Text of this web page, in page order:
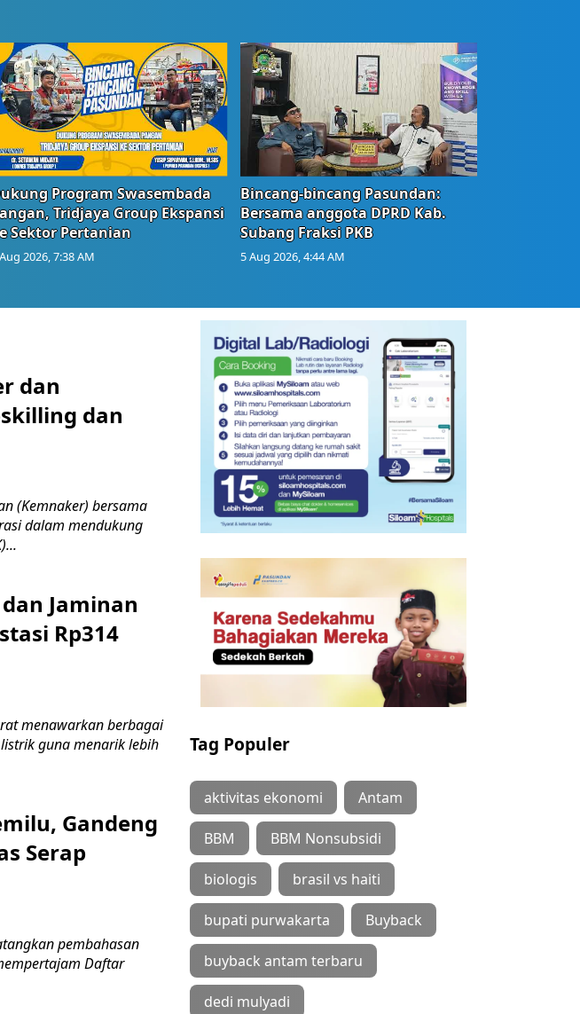
Program Swasembada
Tridjaya Group Ekspansi
Sektor Pertanian
2026, 7:38 AM
Bincang-bincang Pasundan:
Bersama anggota DPRD Kab.
Subang Fraksi PKB
5 Aug 2026, 4:44 AM
dan
dan
(Kemnaker) bersama
dalam mendukung
Jaminan
Rp314
menawarkan berbagai
guna menarik lebih
Gandeng
Serap
pembahasan
Daftar
Tag Populer
aktivitas ekonomi Antam
BBM BBM Nonsubsidi
biologis brasil vs haiti
bupati purwakarta Buyback
buyback antam terbaru
dedi mulyadi